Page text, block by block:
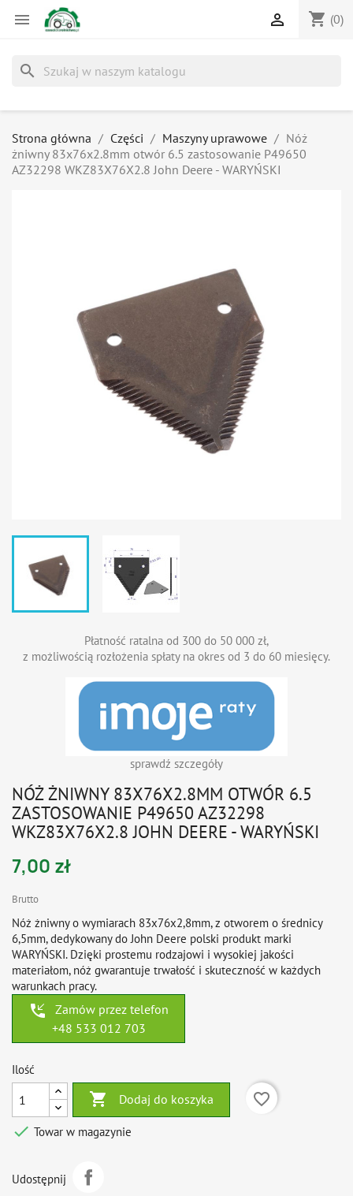
 shopping_cart (0)

search
Strona główna Części Maszyny uprawowe
Nóż
żniwny 83x76x2.8mm otwór 6.5 zastosowanie P49650
AZ32298 WKZ83X76X2.8 John Deere - WARYŃSKI
Płatność ratalna od 300 do 50 000 zł,
z możliwością rozłożenia spłaty na okres od 3 do 60 miesięcy.
sprawdź szczegóły
NÓŻ ŻNIWNY 83X76X2.8MM OTWÓR 6.5
ZASTOSOWANIE P49650 AZ32298
WKZ83X76X2.8 JOHN DEERE - WARYŃSKI
7,00 zł
Brutto
Nóż żniwny o wymiarach 83x76x2,8mm, z otworem o średnicy
6,5mm, dedykowany do John Deere polski produkt marki
WARYŃSKI. Dzięki prostemu rodzajowi i wysokiej jakości
materiałom, nóż gwarantuje trwałość i skuteczność w każdych
warunkach pracy.
phone_callback
Zamów przez telefon
+48 533 012 703
Ilość
 Dodaj do koszyka
favorite_border
 Towar w magazynie
Udostępnij